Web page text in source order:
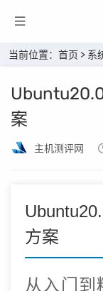
当前位置： 首页 > 系
案
主机测评网
方案
从入门到